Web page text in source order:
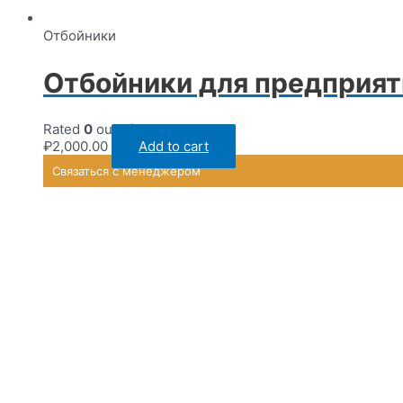
Отбойники
Отбойники для
Rated 0 out of 5
₽2,000.00 Add to cart
Связаться с менеджером